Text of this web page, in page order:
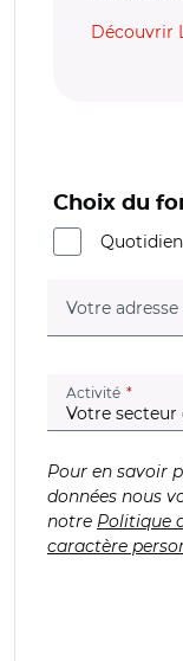
Découvrir
Choix du
Votre
Activité
Pour en savoir
données nous
notre Politique
caractère